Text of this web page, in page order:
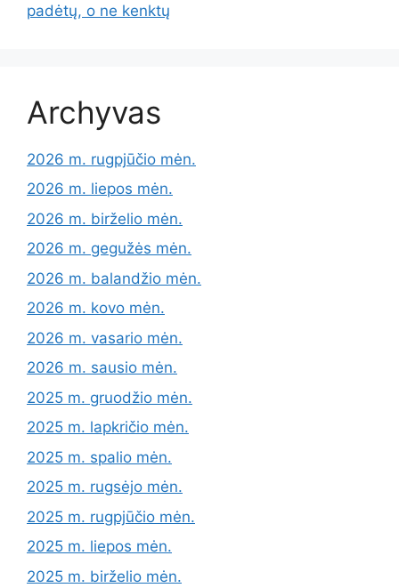
padėtų, o ne kenktų
Archyvas
2026 m. rugpjūčio mėn.
2026 m. liepos mėn.
2026 m. birželio mėn.
2026 m. gegužės mėn.
2026 m. balandžio mėn.
2026 m. kovo mėn.
2026 m. vasario mėn.
2026 m. sausio mėn.
2025 m. gruodžio mėn.
2025 m. lapkričio mėn.
2025 m. spalio mėn.
2025 m. rugsėjo mėn.
2025 m. rugpjūčio mėn.
2025 m. liepos mėn.
2025 m. birželio mėn.